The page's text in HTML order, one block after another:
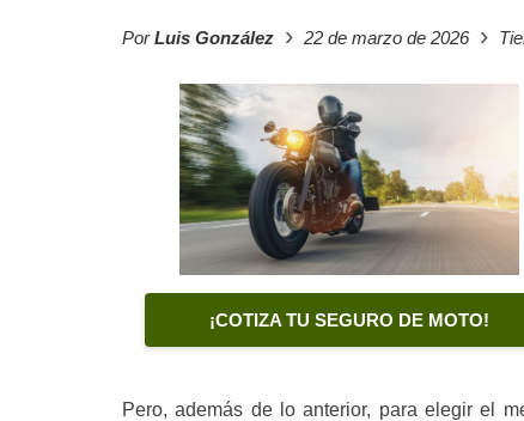
PorLuis González › 22 de marzo de 2026 ›
¡COTIZA TU SEGURO DE MOTO!
Pero, además de lo anterior, para elegir el